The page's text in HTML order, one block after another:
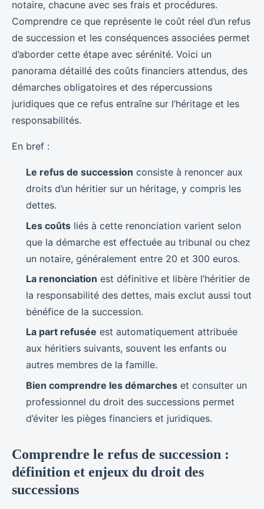
notaire, chacune avec ses frais et procédures.
Comprendre ce que représente le coût réel d’un refus
de succession et les conséquences associées permet
d’aborder cette étape avec sérénité. Voici un
panorama détaillé des coûts financiers attendus, des
démarches obligatoires et des répercussions
juridiques que ce refus entraîne sur l’héritage et les
responsabilités.
En bref :
Le refus de succession consiste à renoncer aux
droits d’un héritier sur un héritage, y compris les
dettes.
Les coûts liés à cette renonciation varient selon
que la démarche est effectuée au tribunal ou chez
un notaire, généralement entre 20 et 300 euros.
La renonciation est définitive et libère l’héritier de
la responsabilité des dettes, mais exclut aussi tout
bénéfice de la succession.
La part refusée est automatiquement attribuée
aux héritiers suivants, souvent les enfants ou
autres membres de la famille.
Bien comprendre les démarches et consulter un
professionnel du droit des successions permet
d’éviter les pièges financiers et juridiques.
Comprendre le refus de succession :
définition et enjeux du droit des
successions